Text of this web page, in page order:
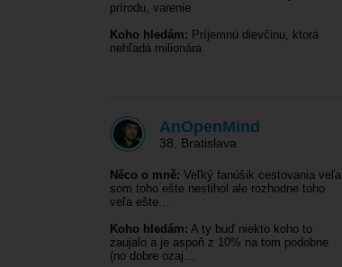
prírodu, varenie
Koho hledám: Príjemnú dievčinu, ktorá
nehľadá milionára
AnOpenMind
38 Bratislava
Něco o mně: Veľký fanúšik cestovania veľa
som toho ešte nestihol ale rozhodne toho
veľa ešte…
Koho hledám: A ty buď niekto koho to
zaujalo a je aspoň z 10% na tom podobne
(no dobre ozaj…